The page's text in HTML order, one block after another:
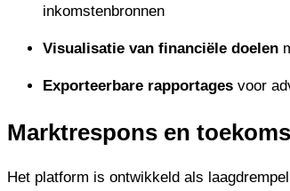
inkomstenbronnen
Visualisatie van financiële doelen
Exporteerbare rapportages voor
Marktrespons en
Het platform is ontwikkeld als